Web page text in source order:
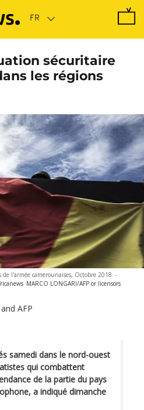
sécuritaire
les régions
de l'armée camerounaises, Octobre 2018 -
MARCO LONGARI/AFP or licensors
and AFP
samedi dans le nord-ouest
qui combattent
de la partie du pays
a indiqué dimanche